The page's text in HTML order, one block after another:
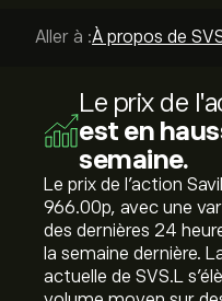
Aller à :À propos de
Le prix de
est en
semaine.
Le prix de l'action
966.00‎p‎, avec une
des dernières 24
la semaine dernière.
actuelle de SVS.L